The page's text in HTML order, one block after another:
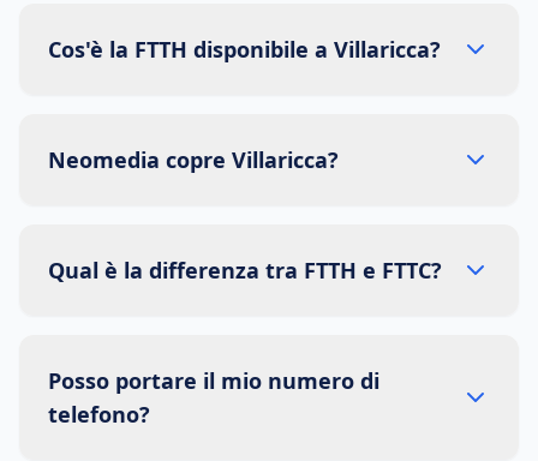
Cos'è la FTTH disponibile a Villaricca?
Neomedia copre Villaricca?
Qual è la differenza tra FTTH e FTTC?
Posso portare il mio numero di
telefono?